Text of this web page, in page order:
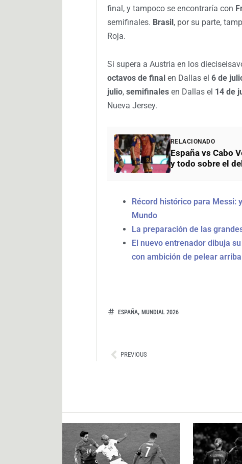
final, y tampoco se encontraría con
semifinales. Brasil, por su parte,
Roja.
Si supera a Austria en los
octavos de final en Dallas el 6 de
julio, semifinales en Dallas el 14 de
Nueva Jersey.
RELACIONADO
España vs Cabo
y todo sobre el
Récord histórico para Messi:
Mundo
La preparación de las
El nuevo entrenador dibuja
con ambición de pelear arriba
ESPAÑA, MUNDIAL 2026
AntPREVIOUS